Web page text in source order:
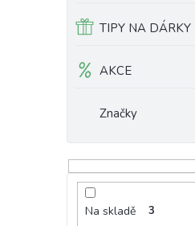
TIPY NA DÁRKY
AKCE
Značky
Na skladě 3